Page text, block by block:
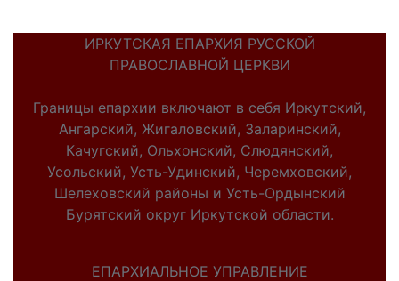
ИРКУТСКАЯ ЕПАРХИЯ РУССКОЙ
ПРАВОСЛАВНОЙ ЦЕРКВИ
Границы епархии включают в себя Иркутский,
Ангарский, Жигаловский, Заларинский,
Качугский, Ольхонский, Слюдянский,
Усольский, Усть-Удинский, Черемховский,
Шелеховский районы и Усть-Ордынский
Бурятский округ Иркутской области.
ЕПАРХИАЛЬНОЕ УПРАВЛЕНИЕ